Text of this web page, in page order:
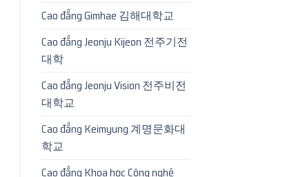
Cao đẳng Gimhae 김해대학교
Cao đẳng Jeonju Kijeon 전주기전
대학
Cao đẳng Jeonju Vision 전주비전
대학교
Cao đẳng Keimyung 계명문화대
학교
Cao đẳng Khoa học Công nghệ